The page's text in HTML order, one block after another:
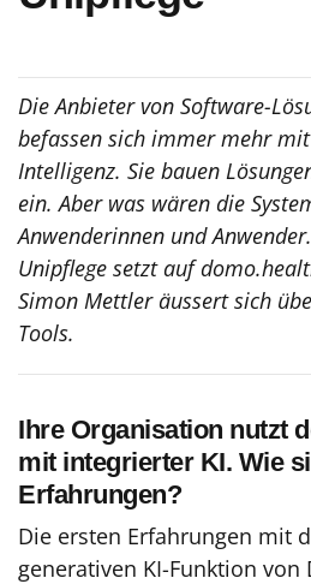
Die Anbieter von Software-
befassen sich immer mehr
Intelligenz. Sie bauen
ein. Aber was wären die
Anwenderinnen und
Unipflege setzt auf
Simon Mettler äussert sich
Tools.
Ihre Organisation nutzt
mit integrierter KI. Wie
Erfahrungen?
Die ersten Erfahrungen mit
generativen KI-Funktion